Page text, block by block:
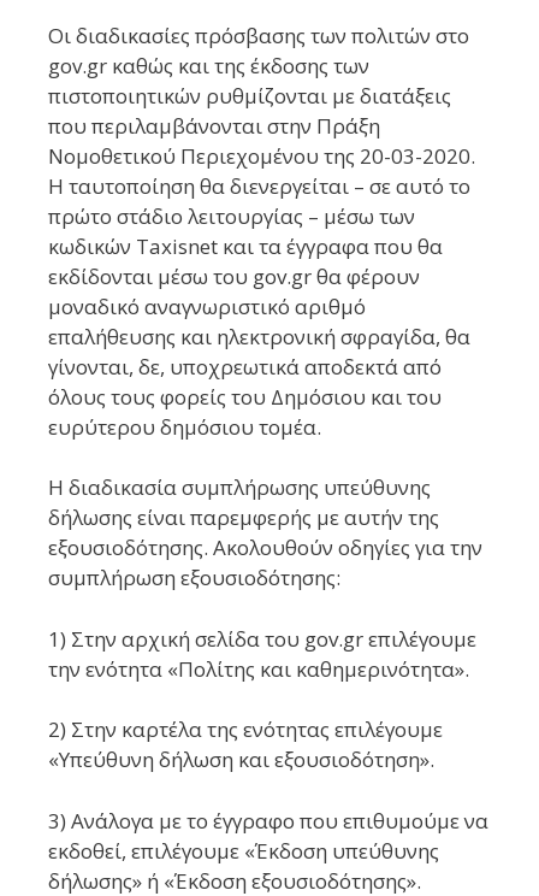
Οι διαδικασίες πρόσβασης των πολιτών στο
gov.gr καθώς και της έκδοσης των
πιστοποιητικών ρυθμίζονται με διατάξεις
που περιλαμβάνονται στην Πράξη
Νομοθετικού Περιεχομένου της 20-03-2020.
Η ταυτοποίηση θα διενεργείται – σε αυτό το
πρώτο στάδιο λειτουργίας – μέσω των
κωδικών Taxisnet και τα έγγραφα που θα
εκδίδονται μέσω του gov.gr θα φέρουν
μοναδικό αναγνωριστικό αριθμό
επαλήθευσης και ηλεκτρονική σφραγίδα, θα
γίνονται, δε, υποχρεωτικά αποδεκτά από
όλους τους φορείς του Δημόσιου και του
ευρύτερου δημόσιου τομέα.
Η διαδικασία συμπλήρωσης υπεύθυνης
δήλωσης είναι παρεμφερής με αυτήν της
εξουσιοδότησης. Ακολουθούν οδηγίες για την
συμπλήρωση εξουσιοδότησης:
1) Στην αρχική σελίδα του gov.gr επιλέγουμε
την ενότητα «Πολίτης και καθημερινότητα».
2) Στην καρτέλα της ενότητας επιλέγουμε
«Υπεύθυνη δήλωση και εξουσιοδότηση».
3) Ανάλογα με το έγγραφο που επιθυμούμε να
εκδοθεί, επιλέγουμε «Έκδοση υπεύθυνης
δήλωσης» ή «Έκδοση εξουσιοδότησης».